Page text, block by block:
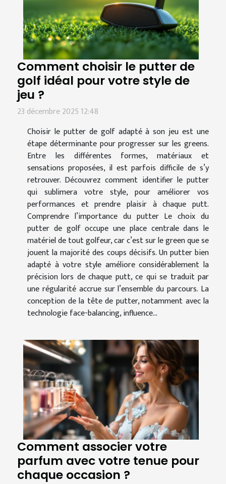
Comment choisir le putter de
golf idéal pour votre style de
jeu ?
23 décembre 2025 12:48
Choisir le putter de golf adapté à son jeu est une
étape déterminante pour progresser sur les greens.
Entre les différentes formes, matériaux et
sensations proposées, il est parfois difficile de s’y
retrouver. Découvrez comment identifier le putter
qui sublimera votre style, pour améliorer vos
performances et prendre plaisir à chaque putt.
Comprendre l’importance du putter Le choix du
putter de golf occupe une place centrale dans le
matériel de tout golfeur, car c’est sur le green que se
jouent la majorité des coups décisifs. Un putter bien
adapté à votre style améliore considérablement la
précision lors de chaque putt, ce qui se traduit par
une régularité accrue sur l’ensemble du parcours. La
conception de la tête de putter, notamment avec la
technologie face-balancing, influence...
Comment associer votre
parfum avec votre tenue pour
chaque occasion ?